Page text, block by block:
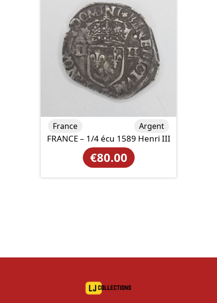
FRANCE – 1/4 écu 1589 Henri III
€80.00
France Argent